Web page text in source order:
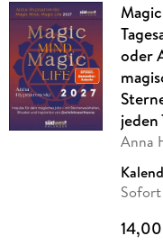
oder
jeden
Anna